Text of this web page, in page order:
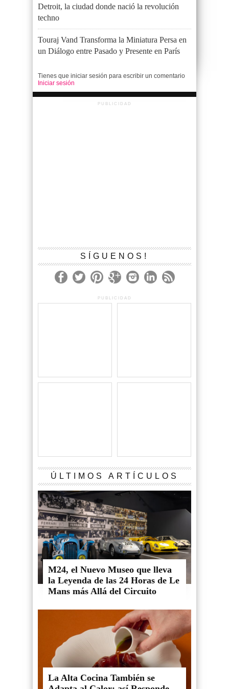
Detroit, la ciudad donde nació la revolución
techno
Touraj Vand Transforma la Miniatura Persa en
un Diálogo entre Pasado y Presente en París
Tienes que iniciar sesión para escribir un comentario
Iniciar sesión
PUBLICIDAD
SÍGUENOS!
PUBLICIDAD
ÚLTIMOS ARTÍCULOS
M24, el Nuevo Museo que lleva
la Leyenda de las 24 Horas de Le
Mans más Allá del Circuito
La Alta Cocina También se